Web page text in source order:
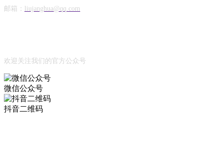
邮箱： liujanghua@qq.com
欢迎关注我们的官方公众号
微信公众号
抖音二维码